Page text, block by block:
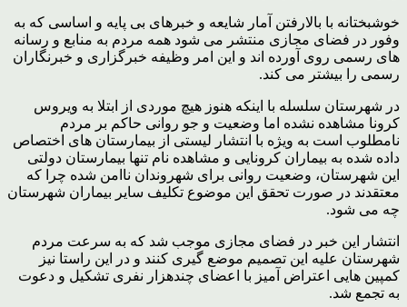
خوشبختانه با بالارفتن آمار شایعه و خبرهای بی پایه و اساسی که به
وفور در فضای مجازی منتشر می شود همه مردم به منابع و رسانه
های رسمی روی آورده اند و این امر وظیفه خبرگزاری و خبرنگاران
رسمی را بیشتر می کند.
در شهرستان سلسله با اینکه هنوز هیچ موردی از ابتلا به ویروس
کرونا مشاهده نشده اما وضعیت و جو روانی حاکم بر مردم
نامطلوب است به ویژه با انتشار لیستی از بیمارستان های اختصاص
داده شده به بیماران کرونایی و مشاهده نام تنها بیمارستان دولتی
این شهرستان، وضعیت روانی برای شهروندان ناامن شده چرا که
معتقدند در صورت تحقق این موضوع تکلیف سایر بیماران شهرستان
چه می شود.
انتشار این خبر در فضای مجازی موجب شد که به سرعت مردم
شهرستان علیه این تصمیم موضع گیری کنند و در این راستا نیز
کمپین هایی اعتراض آمیز با اعضای چندهزار نفری تشکیل و دعوت
به تجمع شد.